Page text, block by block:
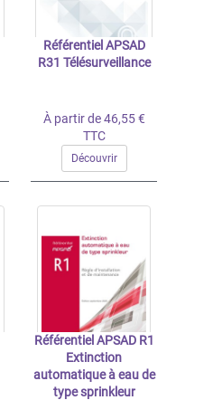
Référentiel APSAD
R31 Télésurveillance
À partir de 46,55 €
TTC
Découvrir
Référentiel APSAD R1
Extinction
automatique à eau de
type sprinkleur